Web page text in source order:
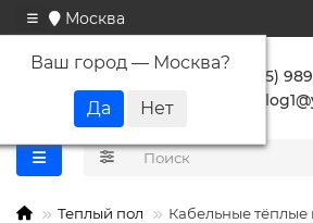
Москва
Ваш город — Москва?
+7 (495)
Теплый пол Кабельные тёплые